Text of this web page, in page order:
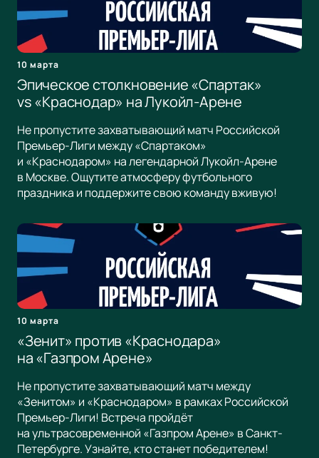
10 марта
Эпическое столкновение «Спартак»
vs «Краснодар» на Лукойл-Арене
Не пропустите захватывающий матч Российской
Премьер-Лиги между «Спартаком»
и «Краснодаром» на легендарной Лукойл-Арене
в Москве. Ощутите атмосферу футбольного
праздника и поддержите свою команду вживую!
10 марта
«Зенит» против «Краснодара»
на «Газпром Арене»
Не пропустите захватывающий матч между
«Зенитом» и «Краснодаром» в рамках Российской
Премьер-Лиги! Встреча пройдёт
на ультрасовременной «Газпром Арене» в Санкт-
Петербурге. Узнайте, кто станет победителем!